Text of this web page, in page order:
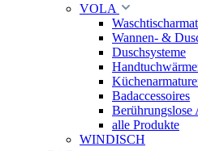
VOLA
Wannen- &
Duschsysteme
Badaccessoires
Berührungslose
alle Produkte
WINDISCH